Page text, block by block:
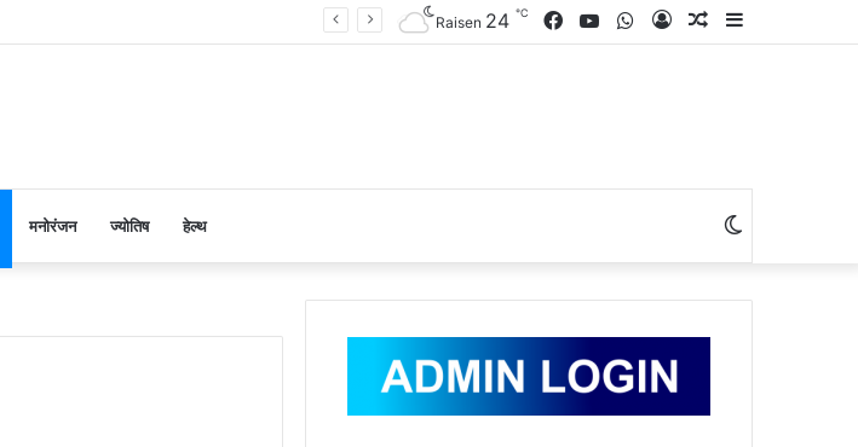
Sidebar
Random
Log
WhatsApp
YouTube
Facebook
Raisen 24 ℃
मनोरंजन ज्योतिष हेल्थ
skin